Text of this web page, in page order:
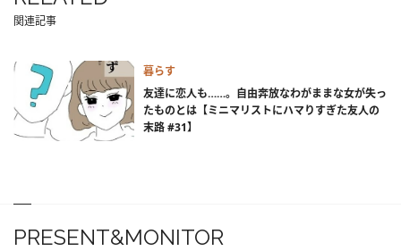
関連記事
暮らす
友達に恋人も……。自由奔放なわがままな女が失っ
たものとは【ミニマリストにハマりすぎた友人の
末路 #31】
PRESENT&MONITOR